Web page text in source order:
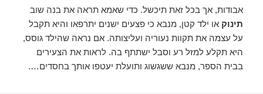
אבודות, אך בכל זאת תיכשל. כדי שאמא תראה את בנה שוב
תינוק או ילד קטן, מנבא כי פצעים ישנים יתרפאו והיא תקבל
על עצמה את תקוות נעוריה ועליצותה. אם נראה שהילד גוסס,
היא תקלע למזל רע וסבל ישתתף בה. לראות את הצעירים
בבית הספר, מנבא ששגשוג ותועלת יעטפו אותך בחסדים….